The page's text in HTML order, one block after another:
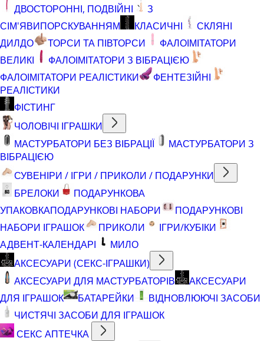
ДВОСТОРОННІ, ПОДВІЙНІ
З
СІМ'ЯВИПОРСКУВАННЯМ
КЛАСИЧНІ
СКЛЯНІ
ДИЛДО
ТОРСИ ТА ПІВТОРСИ
ФАЛОІМІТАТОРИ
ВЕЛИКІ
ФАЛОІМІТАТОРИ З ВІБРАЦІЄЮ
ФАЛОІМІТАТОРИ РЕАЛІСТИКИ
ФЕНТЕЗІЙНІ
РЕАЛІСТИКИ
ФІСТИНГ
ЧОЛОВІЧІ ІГРАШКИ
МАСТУРБАТОРИ БЕЗ ВІБРАЦІЇ
МАСТУРБАТОРИ З
ВІБРАЦІЄЮ
СУВЕНІРИ / ІГРИ / ПРИКОЛИ / ПОДАРУНКИ
БРЕЛОКИ
ПОДАРУНКОВА
УПАКОВКАПОДАРУНКОВІ НАБОРИ
ПОДАРУНКОВІ
НАБОРИ ІГРАШОК
ПРИКОЛИ
ІГРИ/КУБІКИ
АДВЕНТ-КАЛЕНДАРІ
МИЛО
АКСЕСУАРИ (СЕКС-ІГРАШКИ)
АКСЕСУАРИ ДЛЯ МАСТУРБАТОРІВ
АКСЕСУАРИ
ДЛЯ ІГРАШОК
БАТАРЕЙКИ
ВІДНОВЛЮЮЧІ ЗАСОБИ
ЧИСТЯЧІ ЗАСОБИ ДЛЯ ІГРАШОК
СЕКС АПТЕЧКА